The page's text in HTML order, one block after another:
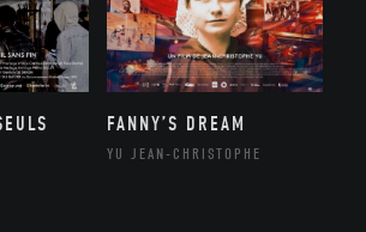
FANNY’S DREAM
YU JEAN-CHRISTOPHE